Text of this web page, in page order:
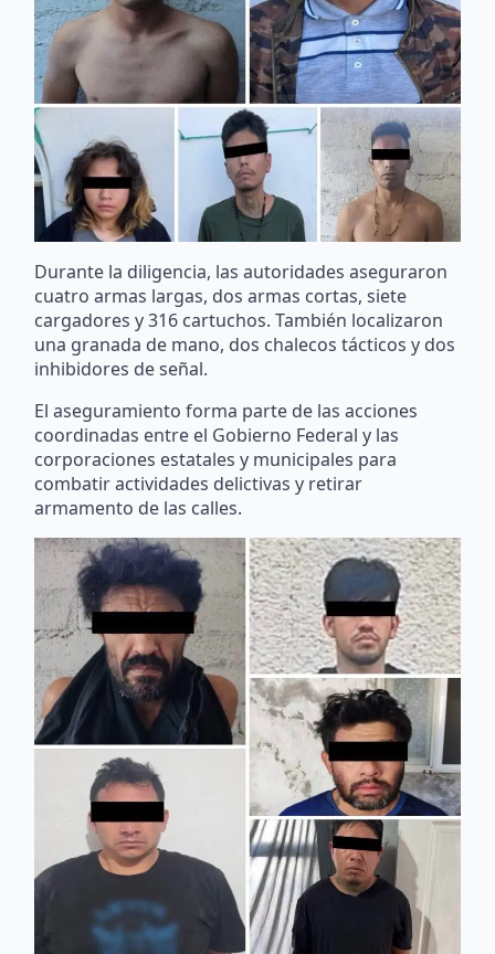
Durante la diligencia, las autoridades aseguraron
cuatro armas largas, dos armas cortas, siete
cargadores y 316 cartuchos. También localizaron
una granada de mano, dos chalecos tácticos y dos
inhibidores de señal.
El aseguramiento forma parte de las acciones
coordinadas entre el Gobierno Federal y las
corporaciones estatales y municipales para
combatir actividades delictivas y retirar
armamento de las calles.